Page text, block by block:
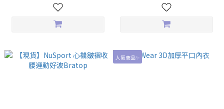
人氣商品✨